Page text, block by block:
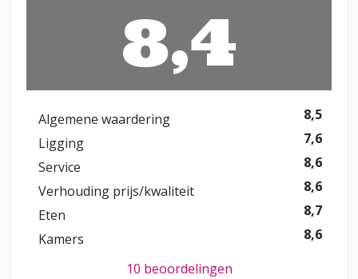
8,4
Algemene waardering
8,5
Ligging
7,6
Service
8,6
Verhouding prijs/kwaliteit
8,6
Eten
8,7
Kamers
8,6
10 beoordelingen